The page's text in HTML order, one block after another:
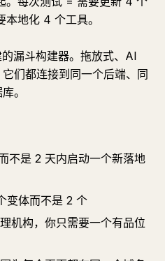
地化 4 个工具。
漏斗构建器。拖放式、AI
们都连接到同一个后端、同
。
不是 2 天内启动一个新落地
变体而不是 2 个
机构，你只需要一个有品位